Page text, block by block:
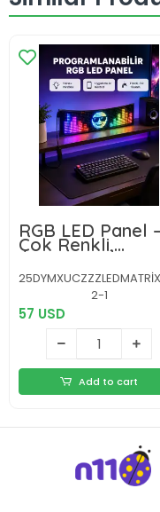
RGB LED Panel –
Çok Renkli,
Kumandalı, USB
Bağlantılı Yazı
GIF Gösterimli
Akıllı Lamba
2-1
57 USD
Add to cart